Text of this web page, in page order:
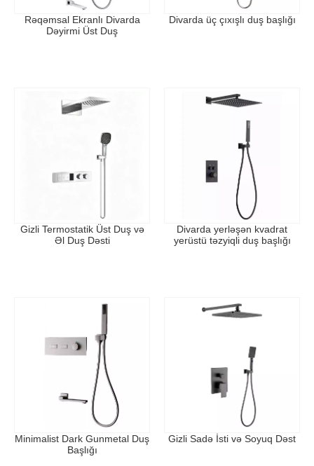
Rəqəmsal Ekranlı Divarda
Dəyirmi Üst Duş
Divarda üç çıxışlı duş başlığı
Gizli Termostatik Üst Duş və
Əl Duş Dəsti
Divarda yerləşən kvadrat
yerüstü təzyiqli duş başlığı
Minimalist Dark Gunmetal Duş
Başlığı
Gizli Sadə İsti və Soyuq Dəst